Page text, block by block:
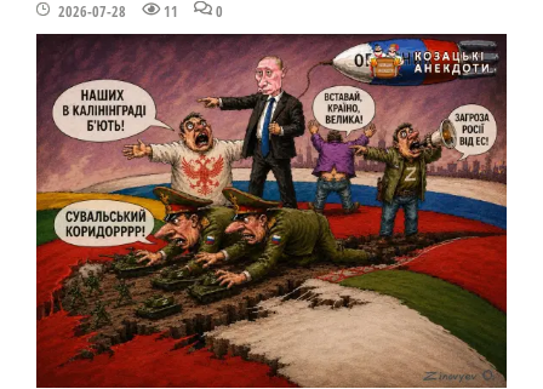
2026-07-28 11 0